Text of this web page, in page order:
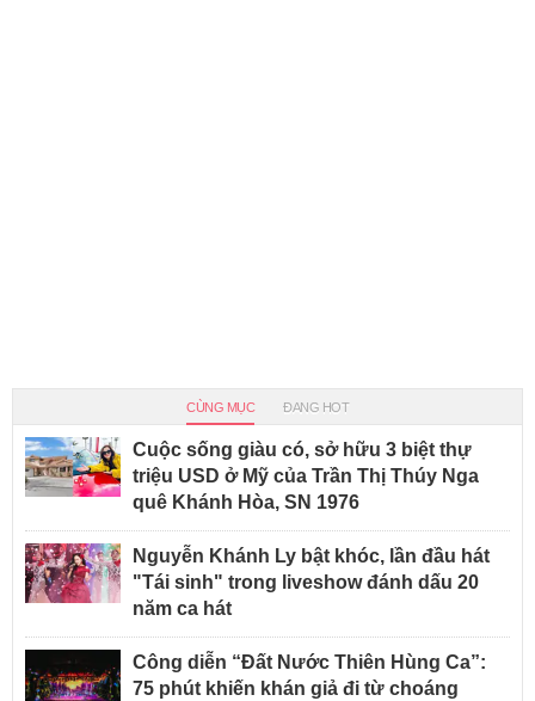
CÙNG MỤC ĐANG HOT
Cuộc sống giàu có, sở hữu 3 biệt thự
triệu USD ở Mỹ của Trần Thị Thúy Nga
quê Khánh Hòa, SN 1976
Nguyễn Khánh Ly bật khóc, lần đầu hát
"Tái sinh" trong liveshow đánh dấu 20
năm ca hát
Công diễn “Đất Nước Thiên Hùng Ca”:
75 phút khiến khán giả đi từ choáng